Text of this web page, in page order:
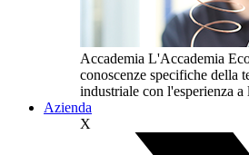
Accademia L'Accademia
conoscenze specifiche della
industriale con l'esperienza a
Azienda
X